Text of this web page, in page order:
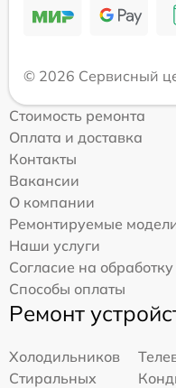
© 2026 Сервисный
Стоимость ремонта
Оплата и доставка
Контакты
Вакансии
О компании
Ремонтируемые
Наши услуги
Согласие на
Способы оплаты
Ремонт
Холодильников
Стиральных